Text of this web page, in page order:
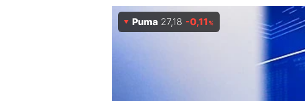
BO-Musterdepots
Puma 27,18 -0,11 %